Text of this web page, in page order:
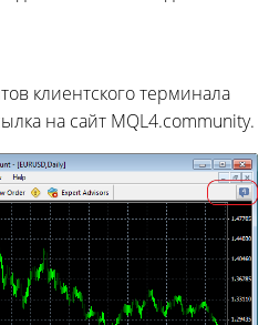
клиентского терминала
на сайт MQL4.community.